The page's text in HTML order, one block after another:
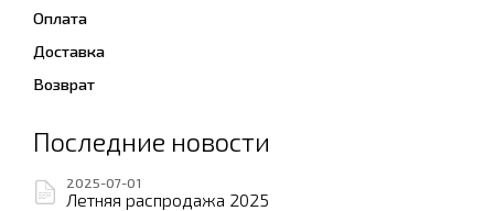
Оплата
Доставка
Возврат
Последние новости
2025-07-01
Летняя распродажа 2025